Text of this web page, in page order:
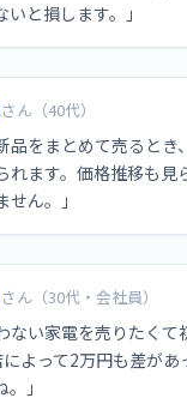
と損します。」
ん（40代）
品をまとめて売るとき
れます。価格推移も見
ん。」
ん（30代・会社員）
ない家電を売りたく
よって2万円も差があ
」